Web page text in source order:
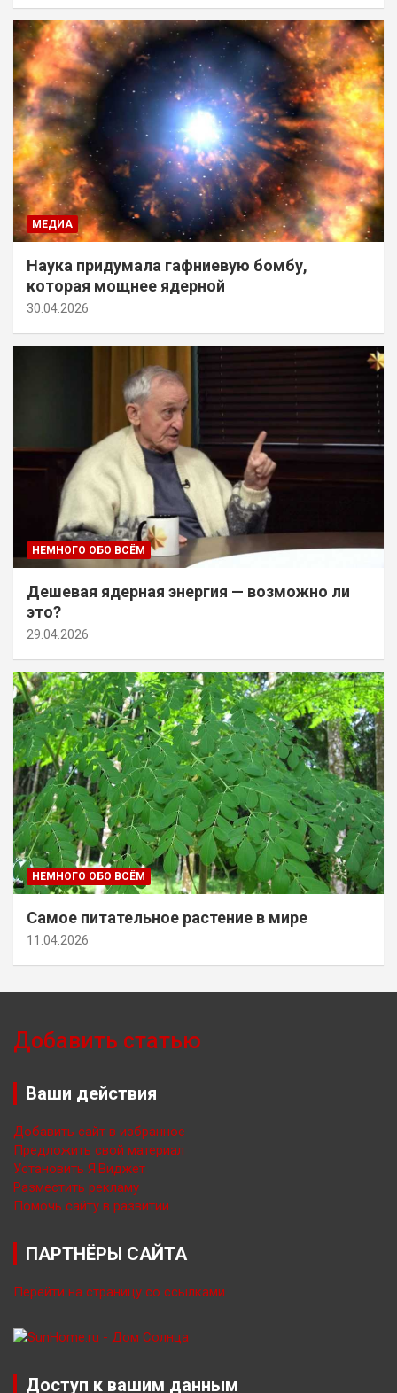
МЕДИА
Наука придумала гафниевую бомбу,
которая мощнее ядерной
30.04.2026
НЕМНОГО ОБО ВСЁМ
Дешевая ядерная энергия — возможно ли
это?
29.04.2026
НЕМНОГО ОБО ВСЁМ
Самое питательное растение в мире
11.04.2026
Добавить статью
Ваши действия
Добавить сайт в избранное
Предложить свой материал
Установить Я.Виджет
Разместить рекламу
Помочь сайту в развитии
ПАРТНЁРЫ САЙТА
Перейти на страницу со ссылками
Доступ к вашим данным